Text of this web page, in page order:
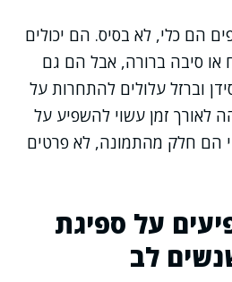
הם כלי, לא בסיס. הם יכולים
או סיבה ברורה, אבל הם גם
וברזל עלולים להתחרות על
לאורך זמן עשוי להשפיע על
הם חלק מהתמונה, לא פרטים
על ספיגת
לב